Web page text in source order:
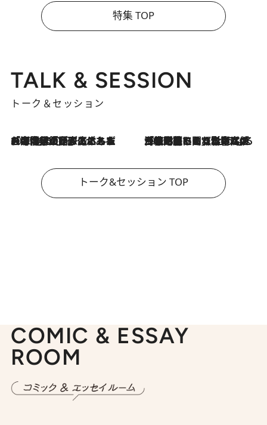
特集 TOP
TALK & SESSION
トーク＆セッション
2026.8.3
「今後値上げがあるとすれば…」「リスクがあるのは今年の冬」エネルギー専門家が語る、ホルムズ海峡封鎖が家庭にもたらす“ある心配” 2026.8.3
「住宅建てられない…」「サーチャージ料の高値が続いている」ホルムズ海峡封鎖による影響はいつまで続く？《エネルギー専門家に聞く“どうなる日本の暮らし”》
トーク&セッション TOP
COMIC & ESSAY
ROOM